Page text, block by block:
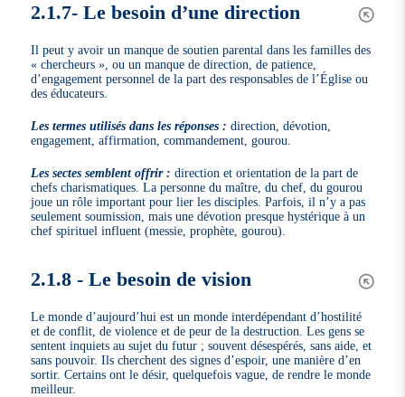
2.1.7- Le besoin d’une direction
Il peut y avoir un manque de soutien parental dans les familles des
« chercheurs », ou un manque de direction, de patience,
d’engagement personnel de la part des responsables de l’Église ou
des éducateurs.
Les termes utilisés dans les réponses : direction, dévotion,
engagement, affirmation, commandement, gourou.
Les sectes semblent offrir : direction et orientation de la part de
chefs charismatiques. La personne du maître, du chef, du gourou
joue un rôle important pour lier les disciples. Parfois, il n’y a pas
seulement soumission, mais une dévotion presque hystérique à un
chef spirituel influent (messie, prophète, gourou).
2.1.8 - Le besoin de vision
Le monde d’aujourd’hui est un monde interdépendant d’hostilité
et de conflit, de violence et de peur de la destruction. Les gens se
sentent inquiets au sujet du futur ; souvent désespérés, sans aide, et
sans pouvoir. Ils cherchent des signes d’espoir, une manière d’en
sortir. Certains ont le désir, quelquefois vague, de rendre le monde
meilleur.